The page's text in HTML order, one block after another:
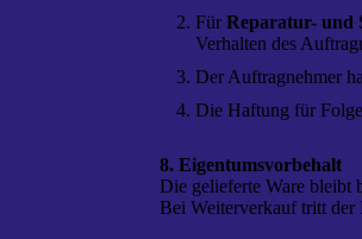
FürReparatur- und
Verhalten des
Der Auftragnehmer
Die Haftung für
8. Eigentumsvorbehalt
Die gelieferte Ware bleibt
Bei Weiterverkauf tritt der